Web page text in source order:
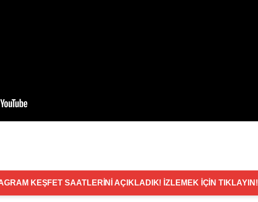
KEŞFET SAATLERİNİ AÇIKLADIK! İZLEMEK İÇİN TIKLAYIN!